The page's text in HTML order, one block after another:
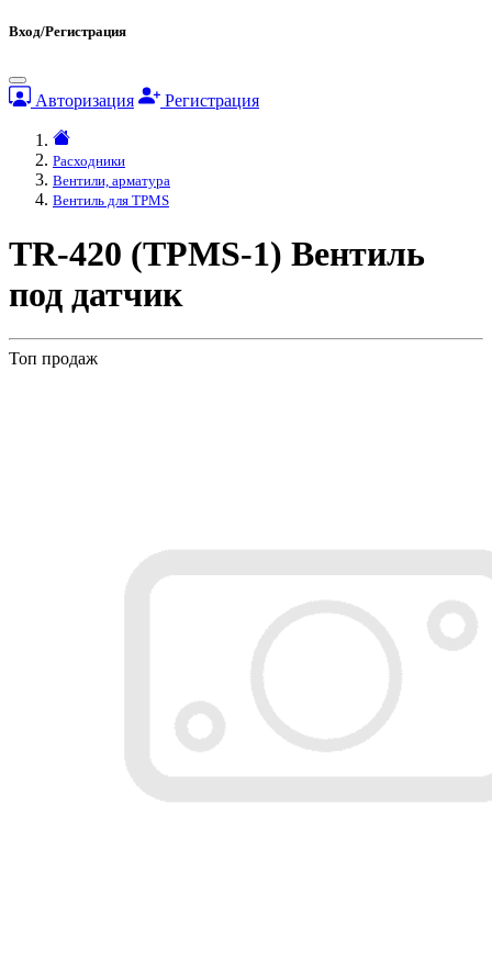
Вход/Регистрация
Авторизация Регистрация
Расходники
Вентили, арматура
Вентиль для TPMS
TR-420 (TPMS-1) Вентиль
под датчик
Топ продаж